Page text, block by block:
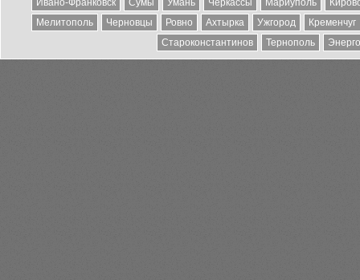
Мелитополь
Черновцы Ровно Ахтырка Ужгород
Кременчуг
Староконстантинов
Тернополь